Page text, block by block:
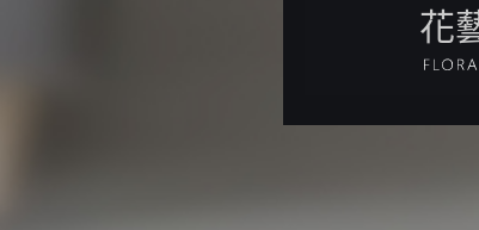
花